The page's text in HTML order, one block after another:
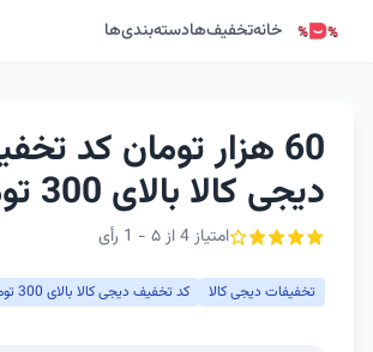
خانهتخفیف‌هادسته‌بندی‌ها
60 هزار تومان کد
دیجی کالا بالای 300 تومان
امتیاز 4 از ۵ - 1 رأی
تخفیفات دیجی کالا کد تخفیف دیجی کالا بالای 300 تومان